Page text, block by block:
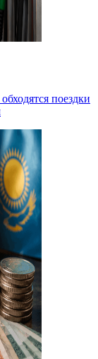
поездки